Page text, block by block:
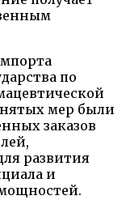
по
мер были
заказов
развития
и